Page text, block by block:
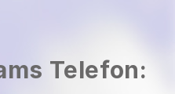
Telefon: